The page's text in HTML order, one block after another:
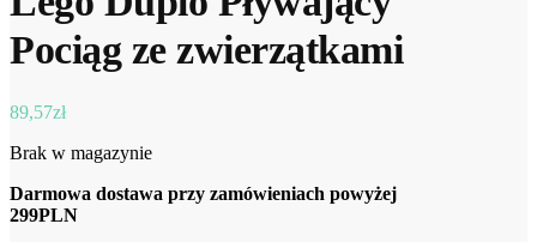
Pociąg ze zwierzątkami
89,57zł
Brak w magazynie
Darmowa dostawa przy zamówieniach powyżej
299PLN